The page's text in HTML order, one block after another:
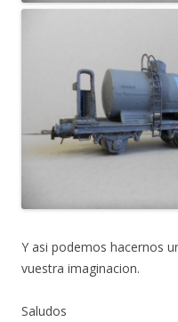
Y asi podemos hacernos
vuestra imaginacion.
Saludos